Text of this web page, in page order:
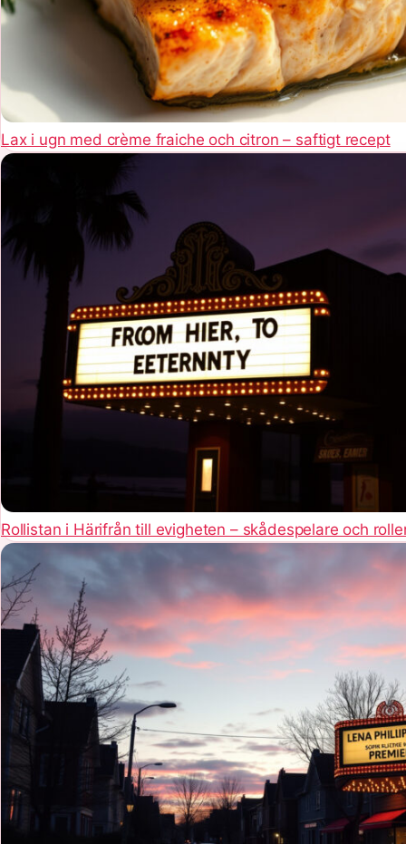
Lax i ugn med crème fraiche och citron – saftigt recept
Rollistan i Härifrån till evigheten – skådespelare och